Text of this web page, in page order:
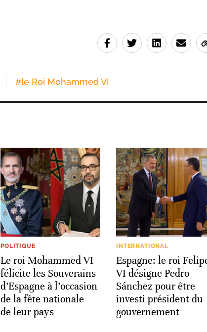
#le Roi Mohammed VI
POLITIQUE
Le roi Mohammed VI
félicite les Souverains
d’Espagne à l’occasion
de la fête nationale
de leur pays
INTERNATIONAL
Espagne: le roi
VI désigne Pedro
Sánchez pour être
investi président du
gouvernement